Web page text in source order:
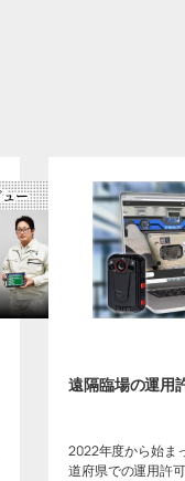
遠隔臨場の運用
2022年度から始ま
道府県での運用許